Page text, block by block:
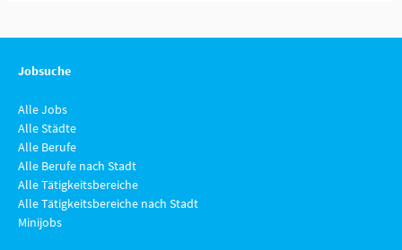
Jobsuche
Alle Jobs
Alle Städte
Alle Berufe
Alle Berufe nach Stadt
Alle Tätigkeitsbereiche
Alle Tätigkeitsbereiche nach Stadt
Minijobs